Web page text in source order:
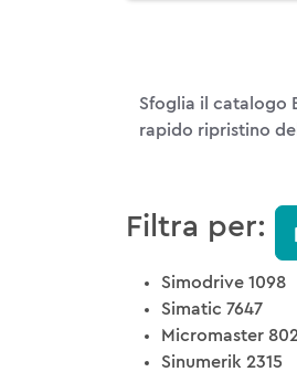
Sfoglia il catalogo
rapido ripristino
Filtra per:
Simodrive 1098
Simatic 7647
Micromaster
Sinumerik 2315